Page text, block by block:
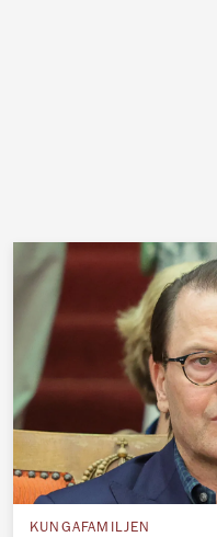
KUNGAFAMILJEN